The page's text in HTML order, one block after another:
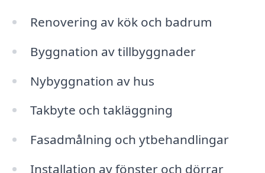
Renovering av kök och badrum
Byggnation av tillbyggnader
Nybyggnation av hus
Takbyte och takläggning
Fasadmålning och ytbehandlingar
Installation av fönster och dörrar